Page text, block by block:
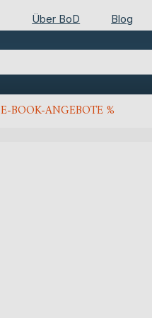
Über BoD Blog
E-BOOK-ANGEBOTE %